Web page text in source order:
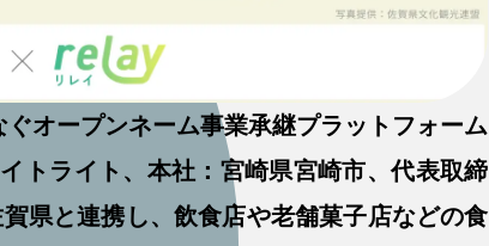
オープンネーム事業承継プラットフォーム
トライト、本社：宮崎県宮崎市、代表取締
県と連携し、飲食店や老舗菓子店などの食